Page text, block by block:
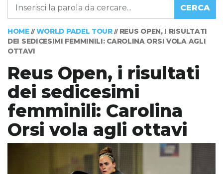
CERCA
HOME// WORLD PADEL TOUR// REUS OPEN, I RISULTATI
DEI SEDICESIMI FEMMINILI: CAROLINA ORSI VOLA AGLI
OTTAVI
Reus Open, i risultati
dei sedicesimi
femminili: Carolina
Orsi vola agli ottavi